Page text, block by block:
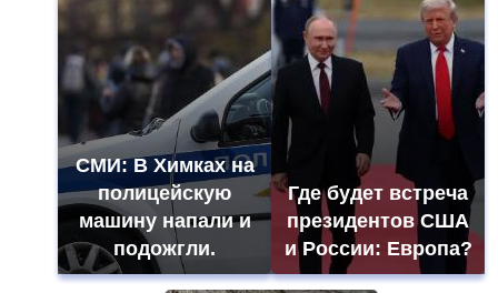
СМИ: В Химках на
полицейскую
машину напали и
подожгли.
Где будет встреча
президентов США
и России: Европа?